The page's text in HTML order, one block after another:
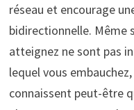
réseau et encourage
bidirectionnelle. Même
atteignez ne sont pas
lequel vous
connaissent peut-être